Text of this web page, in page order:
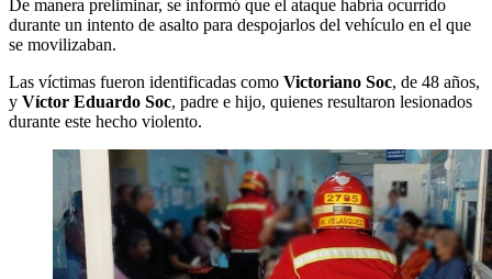
De manera preliminar, se informó que el ataque habría ocurrido
durante un intento de asalto para despojarlos del vehículo en el que
se movilizaban.
Las víctimas fueron identificadas como Victoriano Soc, de 48 años,
y Víctor Eduardo Soc, padre e hijo, quienes resultaron lesionados
durante este hecho violento.